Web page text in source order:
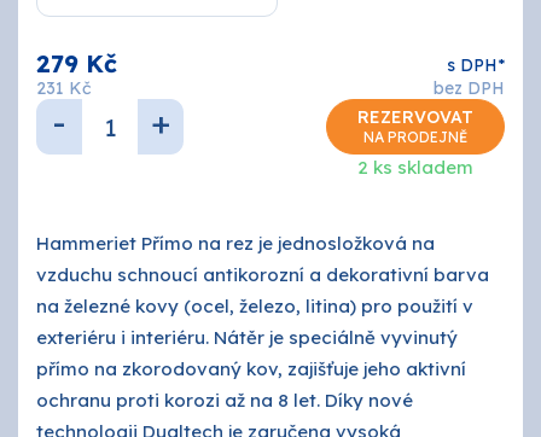
Kontakty
Hammeriet Přímo na rez je jednosložková na
vzduchu schnoucí antikorozní a dekorativní barva
na železné kovy (ocel, železo, litina) pro použití v
exteriéru i interiéru. Nátěr je speciálně vyvinutý
přímo na zkorodovaný kov, zajišťuje jeho aktivní
ochranu proti korozi až na 8 let. Díky nové
technologii Dualtech je zaručena vysoká
279 Kč
s DPH*
231 Kč
bez DPH
- + REZERVOVAT
NA PRODEJNĚ
2 ks skladem